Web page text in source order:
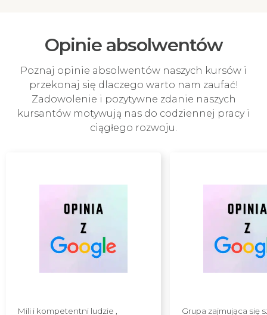
Opinie absolwentów
Poznaj opinie absolwentów naszych kursów i
przekonaj się dlaczego warto nam zaufać!
Zadowolenie i pozytywne zdanie naszych
kursantów motywują nas do codziennej pracy i
ciągłego rozwoju.
Mili i kompetentni ludzie , Grupa zajmująca się